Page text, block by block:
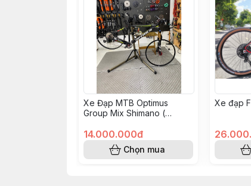
Xe Đạp MTB Optimus
Group Mix Shimano (
14.000.000đ
Chọn mua
Xe đạp